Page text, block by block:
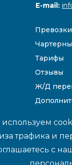
E-mail:
Тарифы
Отзывы
Ж/Д
данные и цены
трафика и
с